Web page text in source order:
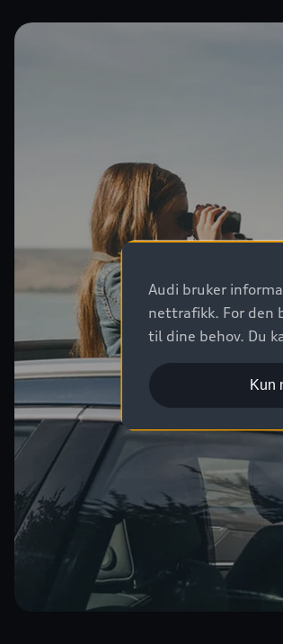
Audi bruker
nettrafikk. For den
til dine behov. Du
Kun